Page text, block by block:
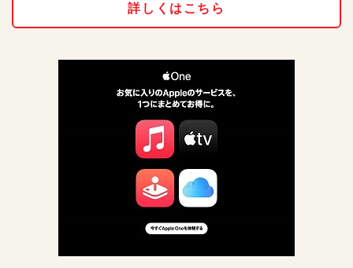
詳しくはこちら